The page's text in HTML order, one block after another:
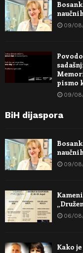
09/
pismo
09/
BiH dijaspora
09/
06/
Kako